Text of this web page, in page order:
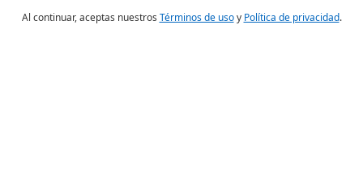
Al continuar, aceptas nuestros Términos de usoy Política de privacidad.